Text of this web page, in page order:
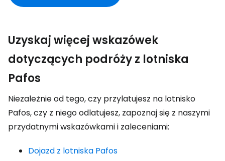
Uzyskaj więcej wskazówek
dotyczących podróży z lotniska
Pafos
Niezależnie od tego, czy przylatujesz na lotnisko
Pafos, czy z niego odlatujesz, zapoznaj się z naszymi
przydatnymi wskazówkami i zaleceniami:
Dojazd z lotniska Pafos